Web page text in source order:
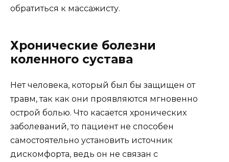
обратиться к массажисту.
Хронические болезни
коленного сустава
Нет человека, который был бы защищен от
травм, так как они проявляются мгновенно
острой болью. Что касается хронических
заболеваний, то пациент не способен
самостоятельно установить источник
дискомфорта, ведь он не связан с